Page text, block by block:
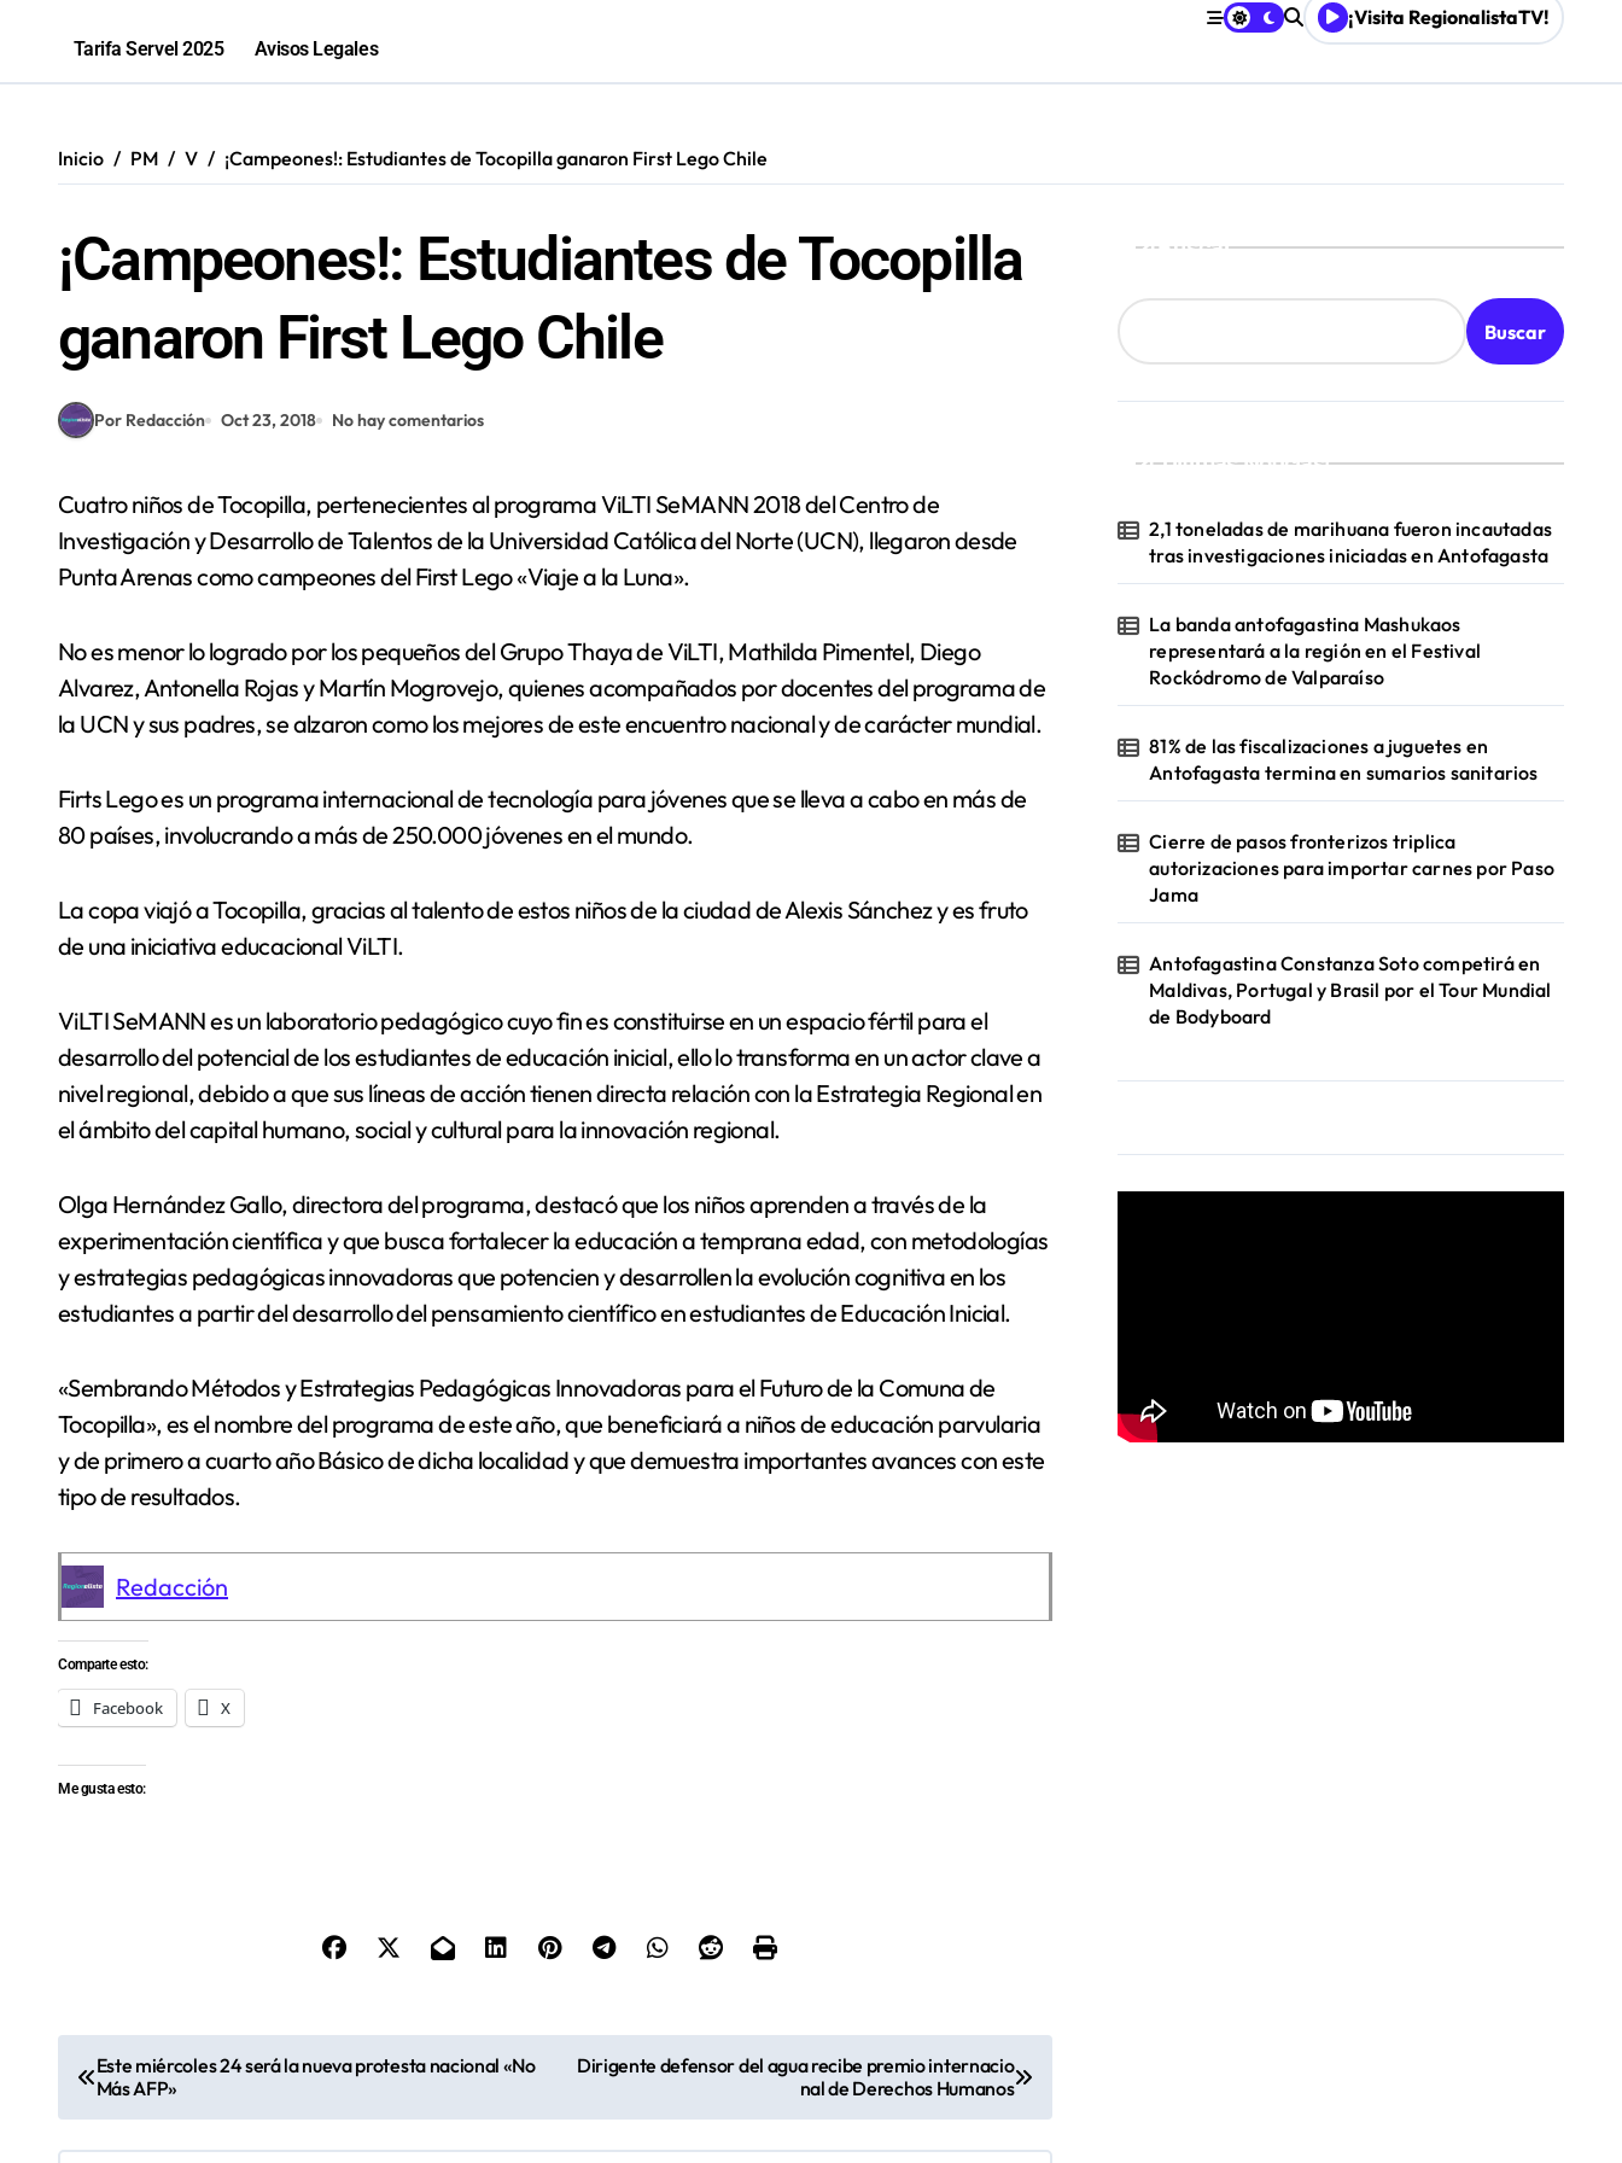
La «voltereta» del diputado Arqueros: De estar de acuerdo con privatizar Codelco a defender una empresa 100% estatal
2,1 toneladas de marihuana fueron incautadas tras investigaciones iniciadas en Antofagasta
Tarifa Servel 2025 Avisos Legales
¡Visita RegionalistaTV!
Inicio PM V ¡Campeones!: Estudiantes de Tocopilla ganaron First Lego Chile
¡Campeones!: Estudiantes de Tocopilla
ganaron First Lego Chile
Por Redacción Oct 23, 2018 No hay comentarios
Cuatro niños de Tocopilla, pertenecientes al programa ViLTI SeMANN 2018 del Centro de
Investigación y Desarrollo de Talentos de la Universidad Católica del Norte (UCN), llegaron desde
Punta Arenas como campeones del First Lego «Viaje a la Luna».
No es menor lo logrado por los pequeños del Grupo Thaya de ViLTI, Mathilda Pimentel, Diego
Alvarez, Antonella Rojas y Martín Mogrovejo, quienes acompañados por docentes del programa de
la UCN y sus padres, se alzaron como los mejores de este encuentro nacional y de carácter mundial.
Firts Lego es un programa internacional de tecnología para jóvenes que se lleva a cabo en más de
80 países, involucrando a más de 250.000 jóvenes en el mundo.
La copa viajó a Tocopilla, gracias al talento de estos niños de la ciudad de Alexis Sánchez y es fruto
de una iniciativa educacional ViLTI.
ViLTI SeMANN es un laboratorio pedagógico cuyo fin es constituirse en un espacio fértil para el
desarrollo del potencial de los estudiantes de educación inicial, ello lo transforma en un actor clave a
nivel regional, debido a que sus líneas de acción tienen directa relación con la Estrategia Regional en
el ámbito del capital humano, social y cultural para la innovación regional.
Olga Hernández Gallo, directora del programa, destacó que los niños aprenden a través de la
experimentación científica y que busca fortalecer la educación a temprana edad, con metodologías
y estrategias pedagógicas innovadoras que potencien y desarrollen la evolución cognitiva en los
estudiantes a partir del desarrollo del pensamiento científico en estudiantes de Educación Inicial.
«Sembrando Métodos y Estrategias Pedagógicas Innovadoras para el Futuro de la Comuna de
Tocopilla», es el nombre del programa de este año, que beneficiará a niños de educación parvularia
y de primero a cuarto año Básico de dicha localidad y que demuestra importantes avances con este
tipo de resultados.
Redacción
Comparte esto:
Facebook X
Me gusta esto:
a
Este miércoles 24 será la nueva protesta nacional «No
Más AFP»
Dirigente defensor del agua recibe premio internacio
nal de Derechos Humanos
Buscar
Buscar
¡Ultimas Noticias!
2,1 toneladas de marihuana fueron incautadas
tras investigaciones iniciadas en Antofagasta
La banda antofagastina Mashukaos
representará a la región en el Festival
Rockódromo de Valparaíso
81% de las fiscalizaciones a juguetes en
Antofagasta termina en sumarios sanitarios
Cierre de pasos fronterizos triplica
autorizaciones para importar carnes por Paso
Jama
Antofagastina Constanza Soto competirá en
Maldivas, Portugal y Brasil por el Tour Mundial
de Bodyboard